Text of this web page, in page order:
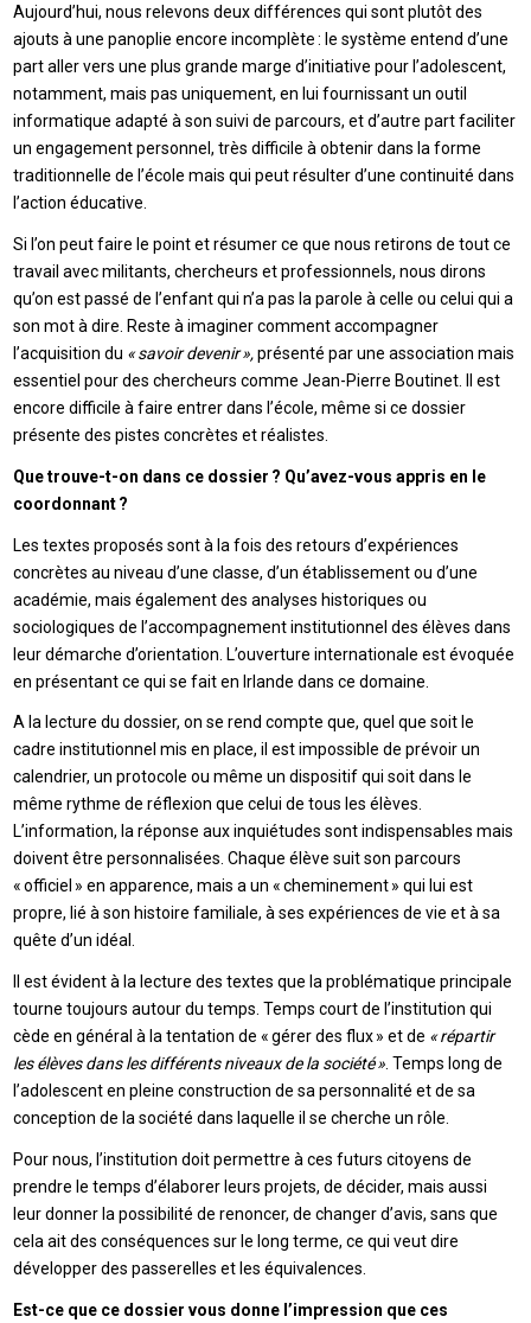
Aujourd’hui, nous relevons deux différences qui sont plutôt des
ajouts à une panoplie encore incomplète : le système entend d’une
part aller vers une plus grande marge d’initiative pour l’adolescent,
notamment, mais pas uniquement, en lui fournissant un outil
informatique adapté à son suivi de parcours, et d’autre part faciliter
un engagement personnel, très difficile à obtenir dans la forme
traditionnelle de l’école mais qui peut résulter d’une continuité dans
l’action éducative.
Si l’on peut faire le point et résumer ce que nous retirons de tout ce
travail avec militants, chercheurs et professionnels, nous dirons
qu’on est passé de l’enfant qui n’a pas la parole à celle ou celui qui a
son mot à dire. Reste à imaginer comment accompagner
l’acquisition du « savoir devenir »,présenté par une association mais
essentiel pour des chercheurs comme Jean-Pierre Boutinet. Il est
encore difficile à faire entrer dans l’école, même si ce dossier
présente des pistes concrètes et réalistes.
Que trouve-t-on dans ce dossier ? Qu’avez-vous appris en le
coordonnant ?
Les textes proposés sont à la fois des retours d’expériences
concrètes au niveau d’une classe, d’un établissement ou d’une
académie, mais également des analyses historiques ou
sociologiques de l’accompagnement institutionnel des élèves dans
leur démarche d’orientation. L’ouverture internationale est évoquée
en présentant ce qui se fait en Irlande dans ce domaine.
A la lecture du dossier, on se rend compte que, quel que soit le
cadre institutionnel mis en place, il est impossible de prévoir un
calendrier, un protocole ou même un dispositif qui soit dans le
même rythme de réflexion que celui de tous les élèves.
L’information, la réponse aux inquiétudes sont indispensables mais
doivent être personnalisées. Chaque élève suit son parcours
« officiel » en apparence, mais a un « cheminement » qui lui est
propre, lié à son histoire familiale, à ses expériences de vie et à sa
quête d’un idéal.
Il est évident à la lecture des textes que la problématique principale
tourne toujours autour du temps. Temps court de l’institution qui
cède en général à la tentation de « gérer des flux » et de « répartir
les élèves dans les différents niveaux de la société ». Temps long de
l’adolescent en pleine construction de sa personnalité et de sa
conception de la société dans laquelle il se cherche un rôle.
Pour nous, l’institution doit permettre à ces futurs citoyens de
prendre le temps d’élaborer leurs projets, de décider, mais aussi
leur donner la possibilité de renoncer, de changer d’avis, sans que
cela ait des conséquences sur le long terme, ce qui veut dire
développer des passerelles et les équivalences.
Est-ce que ce dossier vous donne l’impression que ces